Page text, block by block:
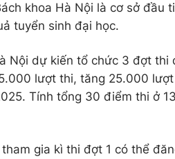
khoa Hà Nội là cơ sở đầu
tuyển sinh đại học.
Nội dự kiến tổ chức 3 đợt
lượt thi, tăng 25.000
Tính tổng 30 điểm thi ở
gia kì thi đợt 1 có thể